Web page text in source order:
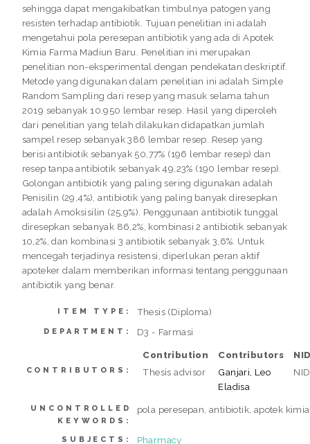
sehingga dapat mengakibatkan timbulnya patogen yang
resisten terhadap antibiotik. Tujuan penelitian ini adalah
mengetahui pola peresepan antibiotik yang ada di Apotek
Kimia Farma Madiun Baru. Penelitian ini merupakan
penelitian non-eksperimental dengan pendekatan deskriptif.
Metode yang digunakan dalam penelitian ini adalah Simple
Random Sampling dari resep yang masuk selama tahun
2019 sebanyak 10.950 lembar resep. Hasil yang diperoleh
dari penelitian yang telah dilakukan didapatkan jumlah
sampel resep sebanyak 386 lembar resep. Resep yang
berisi antibiotik sebanyak 50,77% (196 lembar resep) dan
resep tanpa antibiotik sebanyak 49,23% (190 lembar resep).
Golongan antibiotik yang paling sering digunakan adalah
Penisilin (29,4%), antibiotik yang paling banyak diresepkan
adalah Amoksisilin (25,9%). Penggunaan antibiotik tunggal
diresepkan sebanyak 86,2%, kombinasi 2 antibiotik sebanyak
10,2%, dan kombinasi 3 antibiotik sebanyak 3,6%. Untuk
mencegah terjadinya resistensi, diperlukan peran aktif
apoteker dalam memberikan informasi tentang penggunaan
antibiotik yang benar.
ITEM TYPE: Thesis (Diploma)
DEPARTMENT: D3 - Farmasi
CONTRIBUTORS:
Contribution Contributors
Thesis advisor
Ganjari, Leo
Eladisa
UNCONTROLLED
KEYWORDS:
pola peresepan, antibiotik, apotek
SUBJECTS: Pharmacy